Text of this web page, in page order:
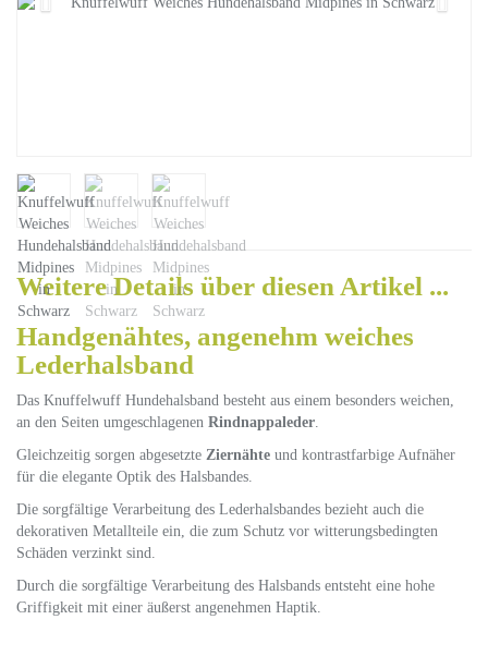
Weitere Details über diesen Artikel ...
Handgenähtes, angenehm weiches
Lederhalsband
Das Knuffelwuff Hundehalsband besteht aus einem besonders weichen,
an den Seiten umgeschlagenen Rindnappaleder.
Gleichzeitig sorgen abgesetzte Ziernähte und kontrastfarbige Aufnäher
für die elegante Optik des Halsbandes.
Die sorgfältige Verarbeitung des Lederhalsbandes bezieht auch die
dekorativen Metallteile ein, die zum Schutz vor witterungsbedingten
Schäden verzinkt sind.
Durch die sorgfältige Verarbeitung des Halsbands entsteht eine hohe
Griffigkeit mit einer äußerst angenehmen Haptik.